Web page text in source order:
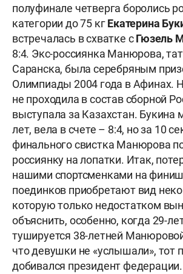
полуфинале четверга боролись
категории до 75 кгЕкатерина
встречалась в схватке сГюзель
8:4. Экс-россиянка Манюрова,
Саранска, была серебряным
Олимпиады 2004 года в Афинах.
не проходила в состав сборной
выступала за Казахстан. Букина
лет, вела в счете – 8:4, но за 10
финального свистка Манюрова
россиянку на лопатки. Итак,
нашими спортсменками на
поединков приобретают вид
которую только недостатком
объяснить, особенно, когда 29-
тушируется 38-летней
что девушки не «услышали», тот
добивался президент